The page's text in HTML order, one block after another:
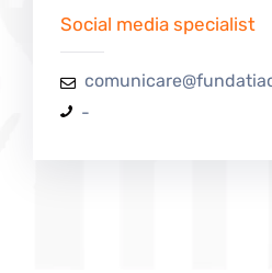
Social media specialist
-